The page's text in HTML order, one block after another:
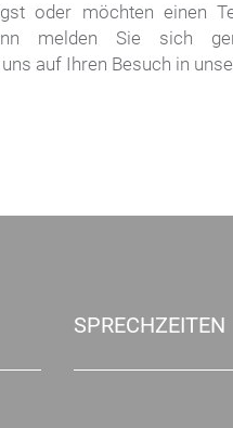
oder möchten einen
melden Sie sich
auf Ihren Besuch in
SPRECHZEITEN